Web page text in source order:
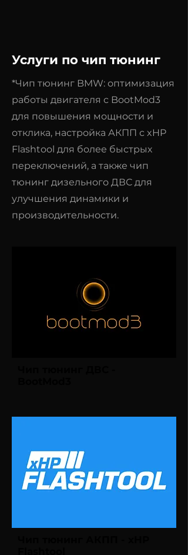
Услуги по чип тюнинг
*Чип тюнинг BMW: оптимизация
работы двигателя с BootMod3
для повышения мощности и
отклика, настройка АКПП с xHP
Flashtool для более быстрых
переключений, а также чип
тюнинг дизельного ДВС для
улучшения динамики и
производительности.